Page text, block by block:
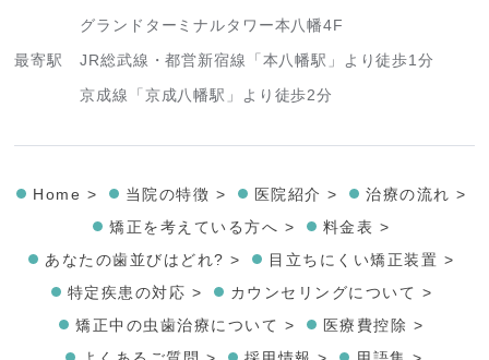
グランドターミナルタワー本八幡4F
最寄駅
JR総武線・都営新宿線「本八幡駅」より徒歩1分
京成線「京成八幡駅」より徒歩2分
Home > 当院の特徴 > 医院紹介 >
治療の流れ >
矯正を考えている方へ >
料金表 >
あなたの歯並びはどれ? >
目立ちにくい矯正装置 >
特定疾患の対応 >
カウンセリングについて >
矯正中の虫歯治療について >
医療費控除 >